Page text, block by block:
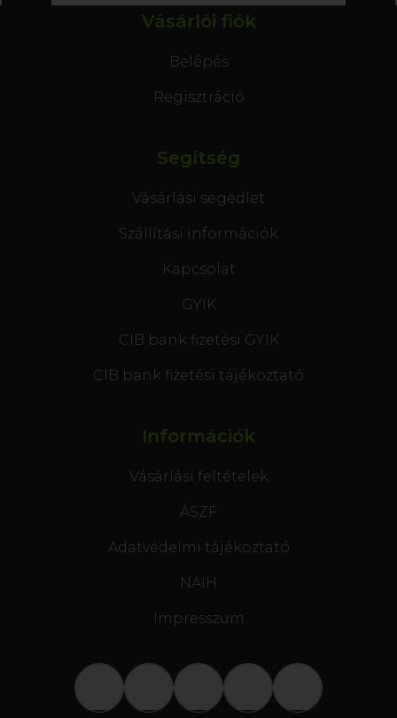
Vásárlói fiók
Belépés
Regisztráció
Segítség
Vásárlási segédlet
Szállítási információk
Kapcsolat
GYIK
CIB bank fizetési GYIK
CIB bank fizetési tájékoztató
Információk
Vásárlási feltételek
ÁSZF
Adatvédelmi tájékoztató
NAIH
Impresszum